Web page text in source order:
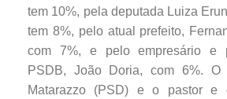
tem 10%, pela deputada Luiza
tem 8%, pelo atual prefeito,
com 7%, e pelo empresário e
PSDB, João Doria, com 6%. O
Matarazzo (PSD) e o pastor e